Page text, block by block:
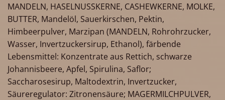
MANDELN, HASELNUSSKERNE, CASHEWKERNE, MOLKE,
BUTTER, Mandelöl, Sauerkirschen, Pektin,
Himbeerpulver, Marzipan (MANDELN, Rohrohrzucker,
Wasser, Invertzuckersirup, Ethanol), färbende
Lebensmittel: Konzentrate aus Rettich, schwarze
Johannisbeere, Apfel, Spirulina, Saflor;
Saccharosesirup, Maltodextrin, Invertzucker,
Säureregulator: Zitronensäure; MAGERMILCHPULVER,